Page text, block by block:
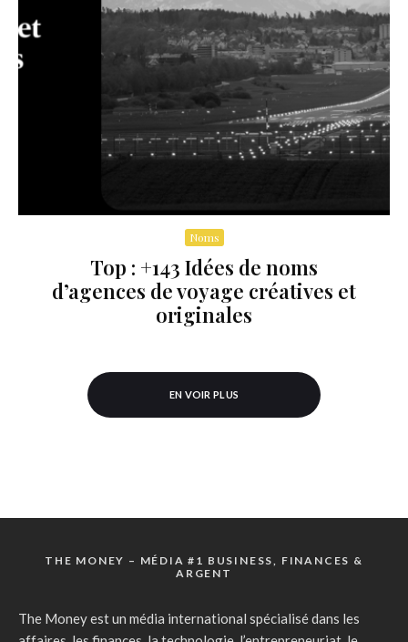
Noms
Top : +143 Idées de noms
d’agences de voyage créatives et
originales
EN VOIR PLUS
THE MONEY – MÉDIA #1 BUSINESS, FINANCES &
ARGENT
The Money est un média international spécialisé dans les